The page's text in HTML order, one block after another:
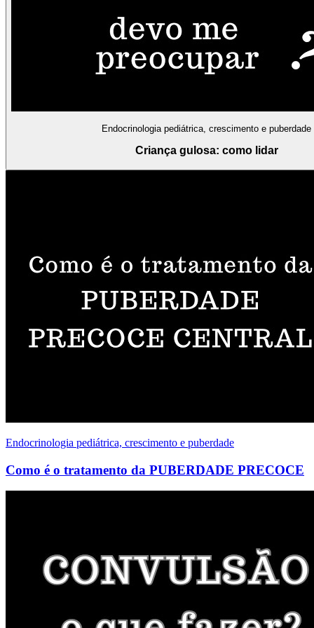
Endocrinologia pediátrica, crescimento e puberdade
Criança gulosa: como lidar
Endocrinologia pediátrica, crescimento e puberdade
Como é o tratamento da PUBERDADE PRECOCE